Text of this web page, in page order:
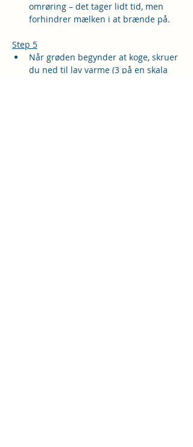
omrøring – det tager lidt tid, men
forhindrer mælken i at brænde på.
Step 5
Når grøden begynder at koge, skruer
du ned til lav varme (3 på en skala